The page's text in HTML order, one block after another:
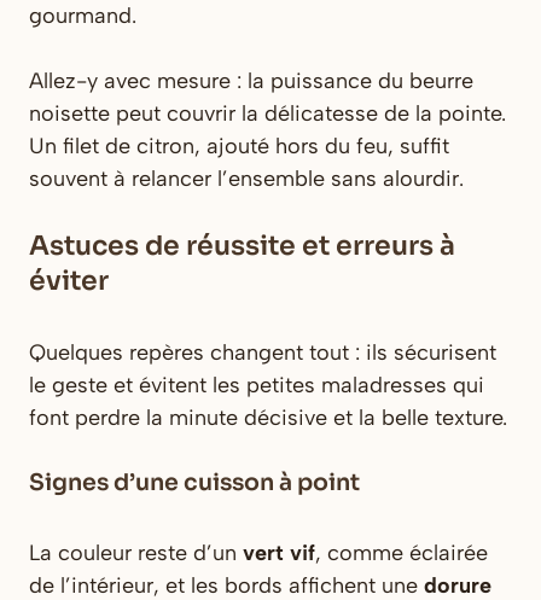
gourmand.
Allez-y avec mesure : la puissance du beurre
noisette peut couvrir la délicatesse de la pointe.
Un filet de citron, ajouté hors du feu, suffit
souvent à relancer l’ensemble sans alourdir.
Astuces de réussite et erreurs à
éviter
Quelques repères changent tout : ils sécurisent
le geste et évitent les petites maladresses qui
font perdre la minute décisive et la belle texture.
Signes d’une cuisson à point
La couleur reste d’un vert vif, comme éclairée
de l’intérieur, et les bords affichent une dorure